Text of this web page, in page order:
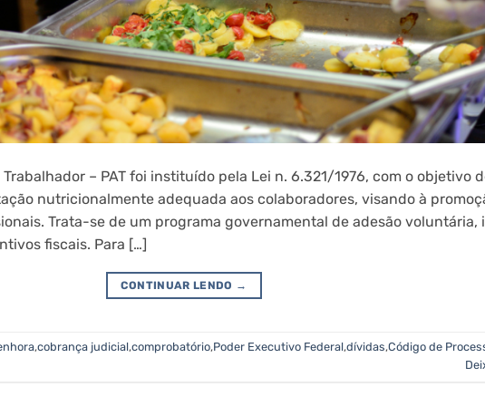
– PAT foi instituído pela Lei n. 6.321/1976, com o objetivo
nutricionalmente adequada aos colaboradores, visando à
Trata-se de um programa governamental de adesão voluntária,
fiscais. Para […]
CONTINUAR LENDO →
,cobrança judicial,comprobatório,Poder Executivo Federal,dívidas,Código de